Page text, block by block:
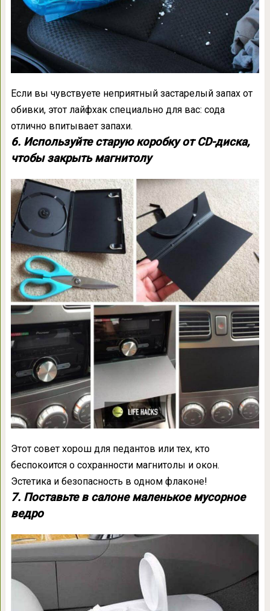
Если вы чувствуете неприятный застарелый запах от
обивки, этот лайфхак специально для вас: сода
отлично впитывает запахи.
6. Используйте старую коробку от CD-диска,
чтобы закрыть магнитолу
Этот совет хорош для педантов или тех, кто
беспокоится о сохранности магнитолы и окон.
Эстетика и безопасность в одном флаконе!
7. Поставьте в салоне маленькое мусорное
ведро